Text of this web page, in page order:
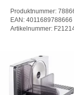
Produktnummer:
EAN: 4011689788666
Artikelnummer: